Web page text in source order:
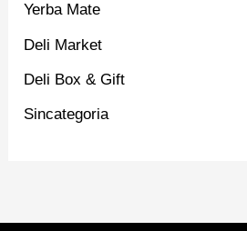
Yerba Mate
Deli Market
Deli Box & Gift
Sincategoria